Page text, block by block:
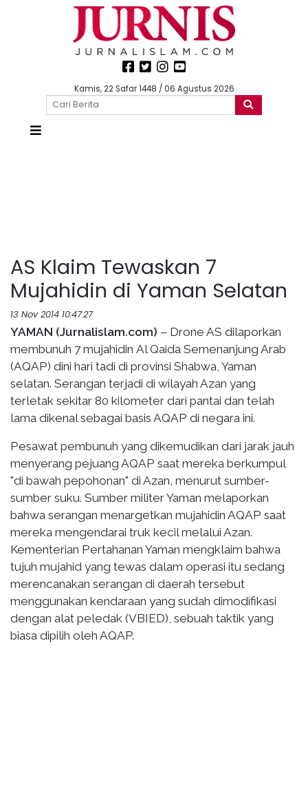
Kamis, 22 Safar 1448 / 06 Agustus 2026
AS Klaim Tewaskan 7
Mujahidin di Yaman Selatan
13 Nov 2014 10:47:27
YAMAN (Jurnalislam.com) – Drone AS dilaporkan
membunuh 7 mujahidin Al Qaida Semenanjung Arab
(AQAP) dini hari tadi di provinsi Shabwa, Yaman
selatan. Serangan terjadi di wilayah Azan yang
terletak sekitar 80 kilometer dari pantai dan telah
lama dikenal sebagai basis AQAP di negara ini.
Pesawat pembunuh yang dikemudikan dari jarak jauh
menyerang pejuang AQAP saat mereka berkumpul
"di bawah pepohonan" di Azan, menurut sumber-
sumber suku. Sumber militer Yaman melaporkan
bahwa serangan menargetkan mujahidin AQAP saat
mereka mengendarai truk kecil melalui Azan.
Kementerian Pertahanan Yaman mengklaim bahwa
tujuh mujahid yang tewas dalam operasi itu sedang
merencanakan serangan di daerah tersebut
menggunakan kendaraan yang sudah dimodifikasi
dengan alat peledak (VBIED), sebuah taktik yang
biasa dipilih oleh AQAP.